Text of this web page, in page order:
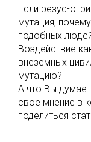
Если резус-
мутация,
подобных
Воздействие
внеземных
мутацию?
А что Вы
свое мнение в
поделиться